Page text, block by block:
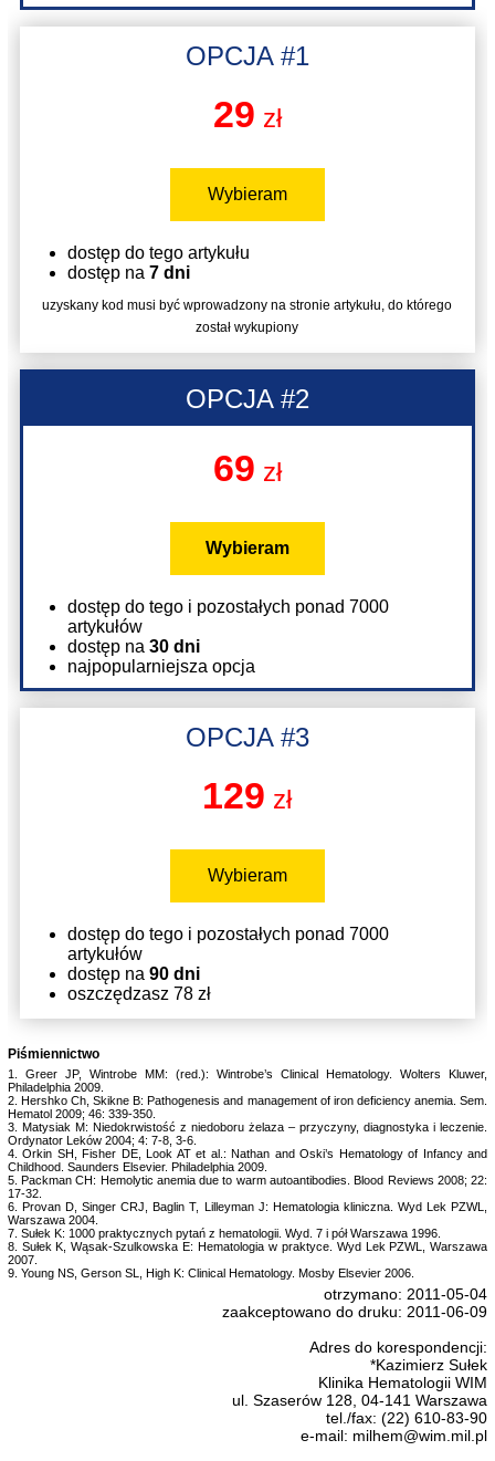
OPCJA #1
29 zł
Wybieram
dostęp do tego artykułu
dostęp na 7 dni
uzyskany kod musi być wprowadzony na stronie artykułu, do którego
został wykupiony
OPCJA #2
69 zł
Wybieram
dostęp do tego i pozostałych ponad 7000
artykułów
dostęp na 30 dni
najpopularniejsza opcja
OPCJA #3
129 zł
Wybieram
dostęp do tego i pozostałych ponad 7000
artykułów
dostęp na 90 dni
oszczędzasz 78 zł
Piśmiennictwo
1. Greer JP, Wintrobe MM: (red.): Wintrobe’s Clinical Hematology. Wolters Kluwer,
Philadelphia 2009.
2. Hershko Ch, Skikne B: Pathogenesis and management of iron deficiency anemia. Sem.
Hematol 2009; 46: 339-350.
3. Matysiak M: Niedokrwistość z niedoboru żelaza – przyczyny, diagnostyka i leczenie.
Ordynator Leków 2004; 4: 7-8, 3-6.
4. Orkin SH, Fisher DE, Look AT et al.: Nathan and Oski’s Hematology of Infancy and
Childhood. Saunders Elsevier. Philadelphia 2009.
5. Packman CH: Hemolytic anemia due to warm autoantibodies. Blood Reviews 2008; 22:
17-32.
6. Provan D, Singer CRJ, Baglin T, Lilleyman J: Hematologia kliniczna. Wyd Lek PZWL,
Warszawa 2004.
7. Sułek K: 1000 praktycznych pytań z hematologii. Wyd. 7 i pół Warszawa 1996.
8. Sułek K, Wąsak-Szulkowska E: Hematologia w praktyce. Wyd Lek PZWL, Warszawa
2007.
9. Young NS, Gerson SL, High K: Clinical Hematology. Mosby Elsevier 2006.
otrzymano: 2011-05-04
zaakceptowano do druku: 2011-06-09
Adres do korespondencji:
*Kazimierz Sułek
Klinika Hematologii WIM
ul. Szaserów 128, 04-141 Warszawa
tel./fax: (22) 610-83-90
e-mail: milhem@wim.mil.pl